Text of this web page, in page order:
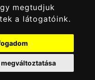
megtudjuk
a látogatóink.